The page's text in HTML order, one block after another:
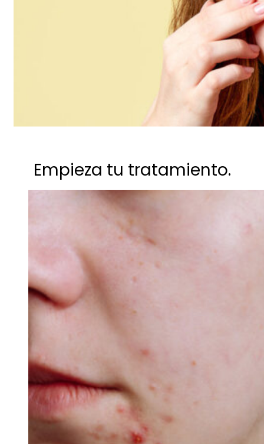
Empieza tu tratamiento.